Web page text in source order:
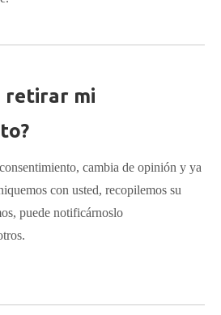
retirar mi
cambia de opinión y ya
con usted, recopilemos su
puede notificárnoslo